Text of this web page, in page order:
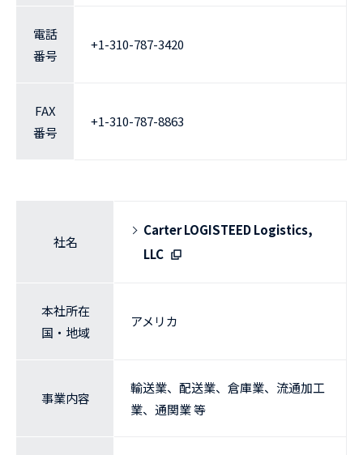
電話
番号
+1-310-787-3420
FAX
番号
+1-310-787-8863
社名
Carter LOGISTEED Logistics,
LLC
本社所在
国・地域
アメリカ
事業内容
輸送業、配送業、倉庫業、流通加工
業、通関業 等